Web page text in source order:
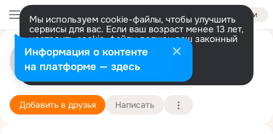
Войти
Мы используем cookie-файлы, чтобы улучшить
сервисы для вас. Если ваш возраст менее 13 лет,
настроить cookie-файлы должен ваш законный
представитель. Больше информации
Разрешить все Настроить
Татьяна Борискова
г. Выкса (Выксунский район)
9 школа
Подробнее
Добавить в друзья Написать
Информация о контенте
на платформе — здесь